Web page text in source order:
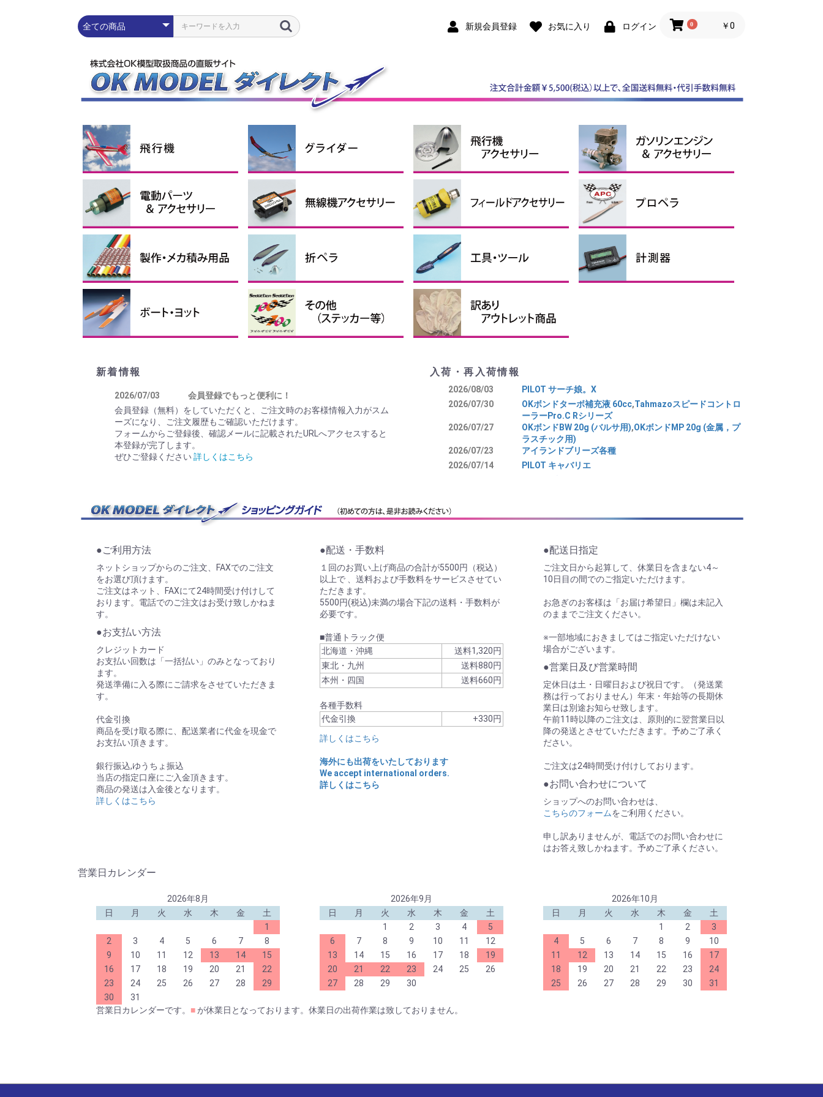
新規会員登録 お気に入り ログイン 0 ￥0
練習機
スポーツ機
スケール機
その他 ラダー機
エルロン機
スケール機
グライダーアクセサリー
コンポジットグライダー
PnP・RTFグライダー スピンナー スケールスピンナー
ABスピンナー
その他スピンナー
電動用アルミスピンナー
エンジン関連用品
引込脚
固定脚＆尾輪
ホイルパンツ
ホイルストッパー
タイヤ
燃料タンク
エンジンマウント
給油関係小物
その他 ガソリンエンジン
マフラー
ガソリンアクセサリー、オイ
ル
配線パーツ
コネクタ・シュリンクチュー
ブ
シリコンコード
充放電器・リポメーター
モーター プロペラアダプター
インナーローターブラシレス
モーター
ブラシモーター・ギアボック
ス
アウターローターブラシレス
モーター
アポロモーター
ブラシレスモータースペアパ
ーツ
電動用モーターマウント
スピードコントローラー
Lipoバッテリー 1セル
2セル
3セル
4セル
電動ダクテッドファン
イーパック サーボ＆関連パーツ サーボギア・サーボホーン
サーボアクセサリー
コネクター（サーボ関連）
延長コード
電圧レギュレーター
受信機アクセサリー プラグヒート用品
スターター
燃料ポンプ APCプロペラ
その他プロペラ
フィルム
リンケージパーツ
テープ、ビス・ナット、スポ
ンジ
接着剤・ケミカル製品 瞬間接着剤・補助剤
その他の接着剤
マイクロバルーン、パテなど
バルサ・ベニヤ
カーボン素材 スピンナーハブセット
折ペラ用ハブ
折ペラ用スピンナー
折ペラ用ブレード
新着情報
2026/07/03
会員登録でもっと便利に！
会員登録（無料）をしていただくと、ご注文時のお客様情報入力がスム
ーズになり、ご注文履歴もご確認いただけます。
フォームからご登録後、確認メールに記載されたURLへアクセスすると
本登録が完了します。
ぜひご登録ください 詳しくはこちら
す。 年末27日(土)、29日(月)は営業いたします。
青色バッジの認証済みアカウントですので、安心してご利用ください。
在庫確認や商品の問合せにご利用いただけます。
お友達に追加してご活用ください。詳しくはこちら
2025/08/12
夏季休業について
8月15日(金)～17日(日)休業致します。
休業期間中にいただいたご注文は18日(月)より順次発送いたします。
2025/05/24
会員登録をしていただくとご注文時の入力が簡素化されます。
また、ご注文履歴を確認できます。 ぜひご登録ください。
登録状況がわからないお客様はお気軽にお問い合わせください。
2025/04/22
ゴールデンウィーク期間中の営業について
営業日 4月28日(月)30日(水)5月1日(木)2日(金)
休業日 4月26,27,29日 5月3,4,5,6日
休業日中にいただいたご注文の発送、お問い合わせのお返事は翌営業日
に順次ご対応させていただきます。
2025/01/15
安価な配送方法について
5,500円未満のご注文でポスト投函が可能なご注文は、日本郵便クリック
以上、ご理解の上ご注文時に指定ください。
送料の減額はご注文承諾メールでお知らせいたします。 注文時、自動
2024/12/20
年末年始休業（12月29日-1月5日）のご案内
12月29日(日)～1月5日(日)まで休業し6日より発送業務を再開いたしま
2024/11/29
送料について
1回のお買い上げ商品の合計が5,500円(税込）以上で 、送料および代引
き手数料をサービスさせていただきます。
午前11時までに確定したご注文は、即日発送とさせていただきます。
入荷・再入荷情報
2026/08/03
PILOT サーチ娘。X
2026/07/30
OKボンドターボ補充液 60cc,Tahmazoスピードコントロ
ーラーPro.C Rシリーズ
2026/07/27
OKボンドBW 20g (バルサ用),OKボンドMP 20g (金属，プ
ラスチック用)
2026/07/23
アイランドブリーズ各種
2026/07/14
PILOT キャバリエ
2026/06/26
OKボンドOKボンド用ノズル
PILOTピオニー各種
2026/06/12
OKボンドHW 20g (堅木用)
OKボンドMP 20g (金属，プラ
スチック用)
2026/06/10
セダクション123
2026/06/04
PILOT ピオニー ブルー PnP
PILOT 1/9.1ゼロ戦 22型
2026/05/09
PILOTコマンダー148-4【予約受付開始】
2026/04/17
Tahmazo サーボ TS-D1122MG
2026/04/15
PILOT ピメンタ 2m各種
OKボンドFX 20g
2026/04/09
PILOT トロピカル ウインド,ASUKA Tech. スーパーモデ
ルパテ各種
PILOTピンヒンジ M (8ヶ入),PILOT エンジンマウント M
TahmazoスピードコントローラーPro.C Rシリーズ
OKボンドターボ補充液 60cc
PILOT クールミント,PILOT ピオニーレッド DX
PILOT 電動パイパーカブ J-3,PILOTアンジェリカ２
Ｅライト345 白 , Tahmazoサーボ TS-D0602 2個セット
PILOT ピオニー ブルー ,OKボンドBW
ePack25(イーパック25),ePack45(イーパック45)
2026/01/30
OKボンドターボスプレー付 ,補充液
2026/01/29
2026/01/24
電動パイーパーカブＪ３用モーターマウント
新発売
2026/01/22
Tahmazoリポバッテリー各種
2026/01/16
Tahmazo ER-181212dBM
Tahmazo折ペラTMハブ
PH20/8S3.18TM 新発売
2025/12/29
●ご利用方法
ネットショップからのご注文、FAXでのご注文
をお選び頂けます。
ご注文はネット、FAXにて24時間受け付けして
おります。電話でのご注文はお受け致しかねま
す。
●お支払い方法
クレジットカード
お支払い回数は「一括払い」のみとなっており
ます。
発送準備に入る際にご請求をさせていただきま
す。
代金引換
商品を受け取る際に、配送業者に代金を現金で
お支払い頂きます。
銀行振込,ゆうちょ振込
当店の指定口座にご入金頂きます。
商品の発送は入金後となります。
詳しくはこちら
●配送・手数料
１回のお買い上げ商品の合計が5500円（税込）
以上で 、送料および手数料をサービスさせてい
ただきます。
5500円(税込)未満の場合下記の送料・手数料が
必要です。
■普通トラック便
北海道・沖縄
送料1,320円
東北・九州
送料880円
本州・四国
送料660円
各種手数料
代金引換
+330円
詳しくはこちら
海外にも出荷をいたしております
We accept international orders.
詳しくはこちら
●配送日指定
ご注文日から起算して、休業日を含まない4～
10日目の間でのご指定いただけます。
お急ぎのお客様は「お届け希望日」欄は未記入
のままでご注文ください。
※一部地域におきましてはご指定いただけない
場合がございます。
●営業日及び営業時間
定休日は土・日曜日および祝日です。（発送業
務は行っておりません）年末・年始等の長期休
業日は別途お知らせ致します。
午前11時以降のご注文は、原則的に翌営業日以
降の発送とさせていただきます。予めご了承く
ださい。
ご注文は24時間受け付けしております。
●お問い合わせについて
ショップへのお問い合わせは、
こちらのフォームをご利用ください。
申し訳ありませんが、電話でのお問い合わせに
はお答え致しかねます。予めご了承ください。
営業日カレンダー
2026年8月
日
月 火 水 木 金
土
1
2
3 4 5 6 7
8
9
10 11 12 13 14
15
16
17 18 19 20 21
22
23
24 25 26 27 28
29
30
31
2026年9月
日
月 火 水 木 金
土
1
2 3 4
5
6
7 8 9 10 11
12
13
14 15 16 17 18
19
20
21 22 23 24 25
26
27
28 29 30
2026年10月
日
月 火 水 木 金
土
1
2
3
4
5 6 7 8 9
10
11
12 13 14 15 16
17
18
19 20 21 22 23
24
25
26 27 28 29 30 31
営業日カレンダーです。 ■ が休業日となっております。休業日の出荷作業は致しておりません。